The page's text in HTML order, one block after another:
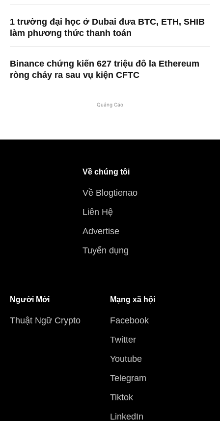
1 trường đại học ở Dubai đưa BTC, ETH, SHIB
làm phương thức thanh toán
Binance chứng kiến ​​627 triệu đô la Ethereum
ròng chảy ra sau vụ kiện CFTC
Quảng Cáo
Về chúng tôi
Về Blogtienao
Liên Hệ
Advertise
Tuyển dụng
Người Mới
Thuật Ngữ Crypto
Mạng xã hội
Facebook
Twitter
Youtube
Telegram
Tiktok
LinkedIn